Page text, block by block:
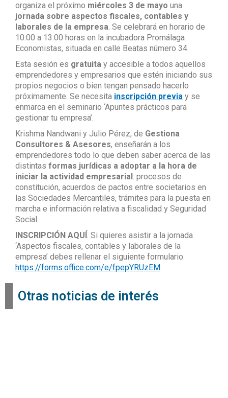
organiza el próximo miércoles 3 de mayo una
jornada sobre aspectos fiscales, contables y
laborales de la empresa. Se celebrará en horario de
10:00 a 13:00 horas en la incubadora Promálaga
Economistas, situada en calle Beatas número 34.
Esta sesión es gratuita y accesible a todos aquellos
emprendedores y empresarios que estén iniciando sus
propios negocios o bien tengan pensado hacerlo
próximamente. Se necesita inscripción previa y se
enmarca en el seminario ‘Apuntes prácticos para
gestionar tu empresa’.
Krishma Nandwani y Julio Pérez, de Gestiona
Consultores & Asesores, enseñarán a los
emprendedores todo lo que deben saber acerca de las
distintas formas jurídicas a adoptar a la hora de
iniciar la actividad empresarial: procesos de
constitución, acuerdos de pactos entre societarios en
las Sociedades Mercantiles, trámites para la puesta en
marcha e información relativa a fiscalidad y Seguridad
Social.
INSCRIPCIÓN AQUÍ. Si quieres asistir a la jornada
‘Aspectos fiscales, contables y laborales de la
empresa’ debes rellenar el siguiente formulario:
https://forms.office.com/e/fpepYRUzEM
Otras noticias de interés